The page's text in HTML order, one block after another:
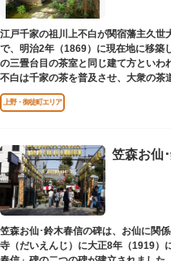
江戸千家の祖川上不白が関宿藩主久世
で、明治2年（1869）に現在地に移築
の三畳台目の茶室と同じ建て方といわ
不白は千家の茶を普及させ、大衆の茶
江戸千家を広める拠点となりました。
上野・御徒町エリア
笠森お仙
笠森お仙･鈴木春信の碑は、お仙に関
寺（だいえんじ）に大正8年（1919）